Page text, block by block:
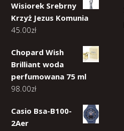
Wisiorek Srebrny
Krzyż Jezus Komunia
45.00zł
Chopard Wish
Brilliant woda
perfumowana 75 ml
98.00zł
Casio Bsa-B100-
2Aer